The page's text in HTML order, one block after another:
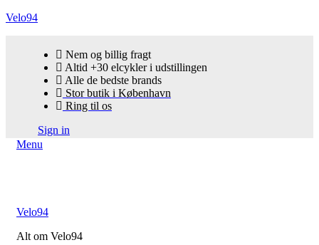
Velo94
Nem og billig fragt
Altid +30 elcykler i udstillingen
Alle de bedste brands
Stor butik i København
Ring til os
Sign in
Menu
Velo94
Alt om Velo94